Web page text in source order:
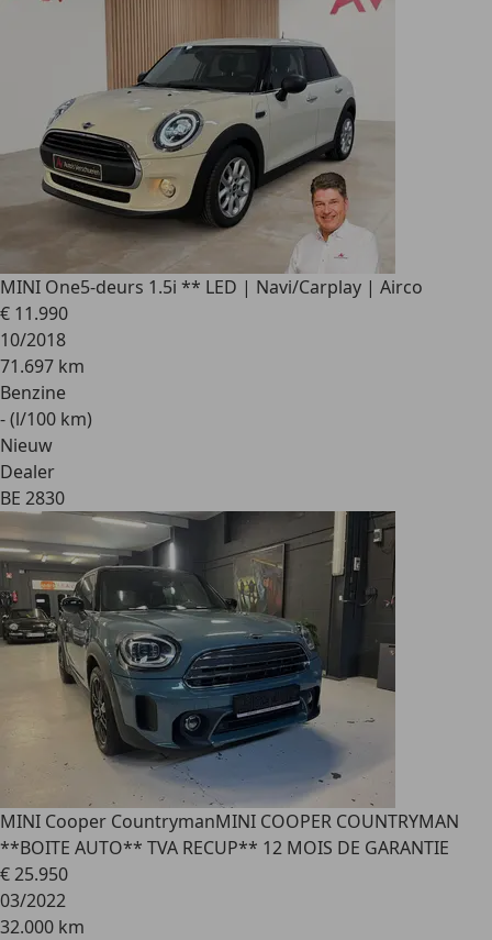
MINI One5-deurs 1.5i ** LED | Navi/Carplay | Airco
€ 11.990
10/2018
71.697 km
Benzine
- (l/100 km)
Nieuw
Dealer
BE 2830
MINI Cooper CountrymanMINI COOPER COUNTRYMAN
**BOITE AUTO** TVA RECUP** 12 MOIS DE GARANTIE
€ 25.950
03/2022
32.000 km